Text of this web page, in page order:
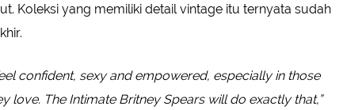
Koleksi yang memiliki detail vintage itu ternyata sudah
confident, sexy and empowered, especially in those
love. The Intimate Britney Spears will do exactly that,”